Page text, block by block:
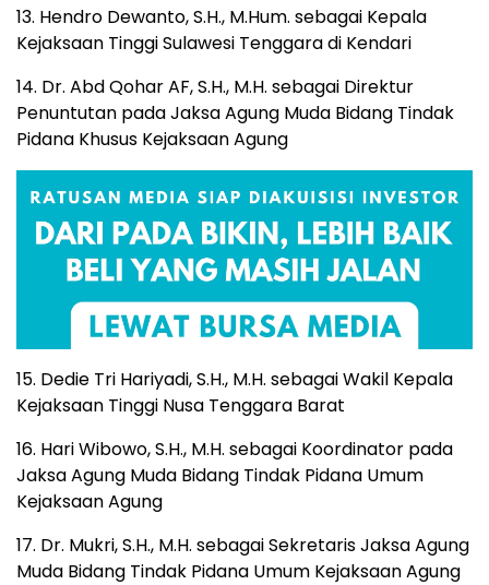
13. Hendro Dewanto, S.H., M.Hum. sebagai Kepala
Kejaksaan Tinggi Sulawesi Tenggara di Kendari
14. Dr. Abd Qohar AF, S.H., M.H. sebagai Direktur
Penuntutan pada Jaksa Agung Muda Bidang Tindak
Pidana Khusus Kejaksaan Agung
15. Dedie Tri Hariyadi, S.H., M.H. sebagai Wakil Kepala
Kejaksaan Tinggi Nusa Tenggara Barat
16. Hari Wibowo, S.H., M.H. sebagai Koordinator pada
Jaksa Agung Muda Bidang Tindak Pidana Umum
Kejaksaan Agung
17. Dr. Mukri, S.H., M.H. sebagai Sekretaris Jaksa Agung
Muda Bidang Tindak Pidana Umum Kejaksaan Agung